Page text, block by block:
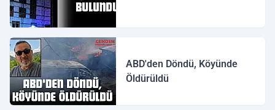
ABD'den Döndü, Köyünde
Öldürüldü